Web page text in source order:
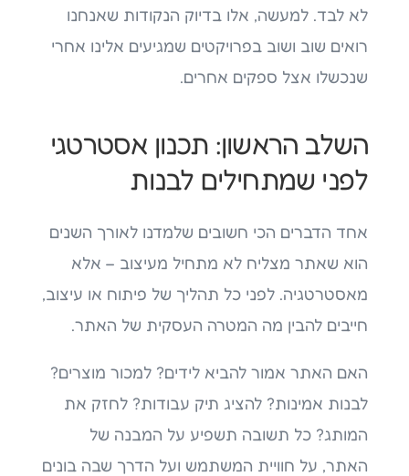
לא לבד. למעשה, אלו בדיוק הנקודות שאנחנו
רואים שוב ושוב בפרויקטים שמגיעים אלינו אחרי
שנכשלו אצל ספקים אחרים.
השלב הראשון: תכנון אסטרטגי
לפני שמתחילים לבנות
אחד הדברים הכי חשובים שלמדנו לאורך השנים
הוא שאתר מצליח לא מתחיל מעיצוב – אלא
מאסטרטגיה. לפני כל תהליך של פיתוח או עיצוב,
חייבים להבין מה המטרה העסקית של האתר.
האם האתר אמור להביא לידים? למכור מוצרים?
לבנות אמינות? להציג תיק עבודות? לחזק את
המותג? כל תשובה תשפיע על המבנה של
האתר, על חוויית המשתמש ועל הדרך שבה בונים